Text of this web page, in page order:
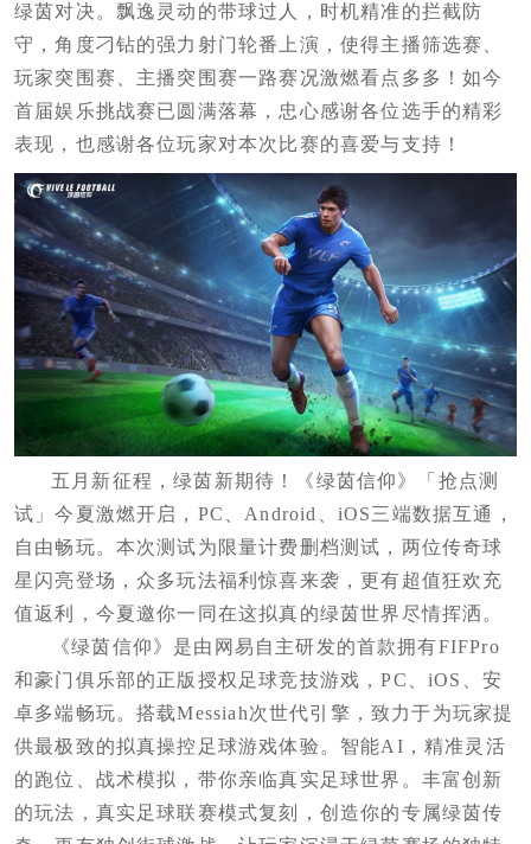
绿茵对决。飘逸灵动的带球过人，时机精准的拦截防
守，角度刁钻的强力射门轮番上演，使得主播筛选赛、
玩家突围赛、主播突围赛一路赛况激燃看点多多！如今
首届娱乐挑战赛已圆满落幕，忠心感谢各位选手的精彩
表现，也感谢各位玩家对本次比赛的喜爱与支持！
五月新征程，绿茵新期待！《绿茵信仰》「抢点测
试」今夏激燃开启，PC、Android、iOS三端数据互通，
自由畅玩。本次测试为限量计费删档测试，两位传奇球
星闪亮登场，众多玩法福利惊喜来袭，更有超值狂欢充
值返利，今夏邀你一同在这拟真的绿茵世界尽情挥洒。
《绿茵信仰》是由网易自主研发的首款拥有FIFPro
和豪门俱乐部的正版授权足球竞技游戏，PC、iOS、安
卓多端畅玩。搭载Messiah次世代引擎，致力于为玩家提
供最极致的拟真操控足球游戏体验。智能AI，精准灵活
的跑位、战术模拟，带你亲临真实足球世界。丰富创新
的玩法，真实足球联赛模式复刻，创造你的专属绿茵传